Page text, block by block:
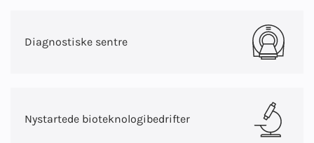
Diagnostiske sentre
Nystartede bioteknologibedrifter